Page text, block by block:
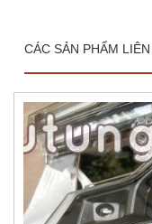
CÁC SẢN PHẨM